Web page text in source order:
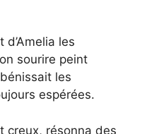
les
sourire peint
les
espérées.
creux, résonna des